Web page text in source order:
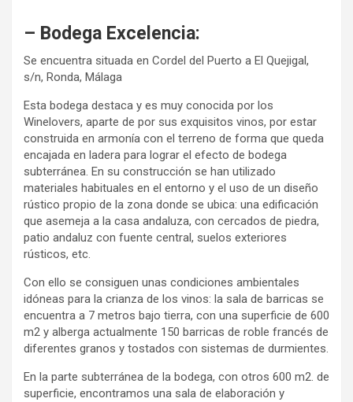
– Bodega Excelencia:
Se encuentra situada en Cordel del Puerto a El Quejigal,
s/n, Ronda, Málaga
Esta bodega destaca y es muy conocida por los
Winelovers, aparte de por sus exquisitos vinos, por estar
construida en armonía con el terreno de forma que queda
encajada en ladera para lograr el efecto de bodega
subterránea. En su construcción se han utilizado
materiales habituales en el entorno y el uso de un diseño
rústico propio de la zona donde se ubica: una edificación
que asemeja a la casa andaluza, con cercados de piedra,
patio andaluz con fuente central, suelos exteriores
rústicos, etc.
Con ello se consiguen unas condiciones ambientales
idóneas para la crianza de los vinos: la sala de barricas se
encuentra a 7 metros bajo tierra, con una superficie de 600
m2 y alberga actualmente 150 barricas de roble francés de
diferentes granos y tostados con sistemas de durmientes.
En la parte subterránea de la bodega, con otros 600 m2. de
superficie, encontramos una sala de elaboración y